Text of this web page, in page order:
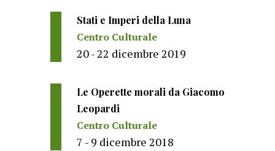
Stati e Imperi della Luna
Centro Culturale
20 - 22 dicembre 2019
Le Operette morali da Giacomo
Leopardi
Centro Culturale
7 - 9 dicembre 2018